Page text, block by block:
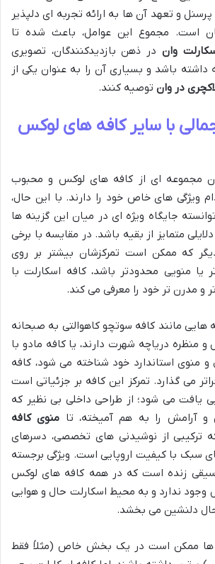
و تعهد آن ها به ارائه تجربه ای دلپذیر
است. مجموع این عوامل، باعث شده تا
وان در ذهن بازدیدکنندگان، تصویری
باشد و بسیاری آن را به عنوان یکی از
در وان توصیه کنند.
با سایر کافه های لوکس
مجموعه ای از کافه های لوکس و محبوب
ویژگی های خاص خود را دارند. با این حال،
جایگاه ویژه ای در میان این گزینه ها
متمایز از بقیه باشد. در مقایسه با برخی
که ممکن است تمرکزشان بیشتر بر روی
یا منویی محدودتر باشد، کافه اسکارلت با
و مدرن تر خود را معرفی می کند.
هایی مانند کافه سوتچو کاهوالتی به صبحانه
منظره دریاچه شهرت دارند، یا کافه مادو با
و منوی استاندارد خود شناخته می شود، کافه
می گذارد. تمرکز این کافه بر جزئیاتی است
یافت می شود؛ از طراحی داخلی بی نظیر که
آرامش را به هم آمیخته، تا منوی کافه
ترکیبی از نوشیدنی های تخصصی، دسرهای
سبک با کیفیت اروپایی است. ویژگی برجسته
زنده است که در همه کافه های لوکس
وجود ندارد و به محیط اسکارلت حال و هوایی
دلنشین می بخشد.
ها ممکن است در یک بخش خاص (مثلاً فقط